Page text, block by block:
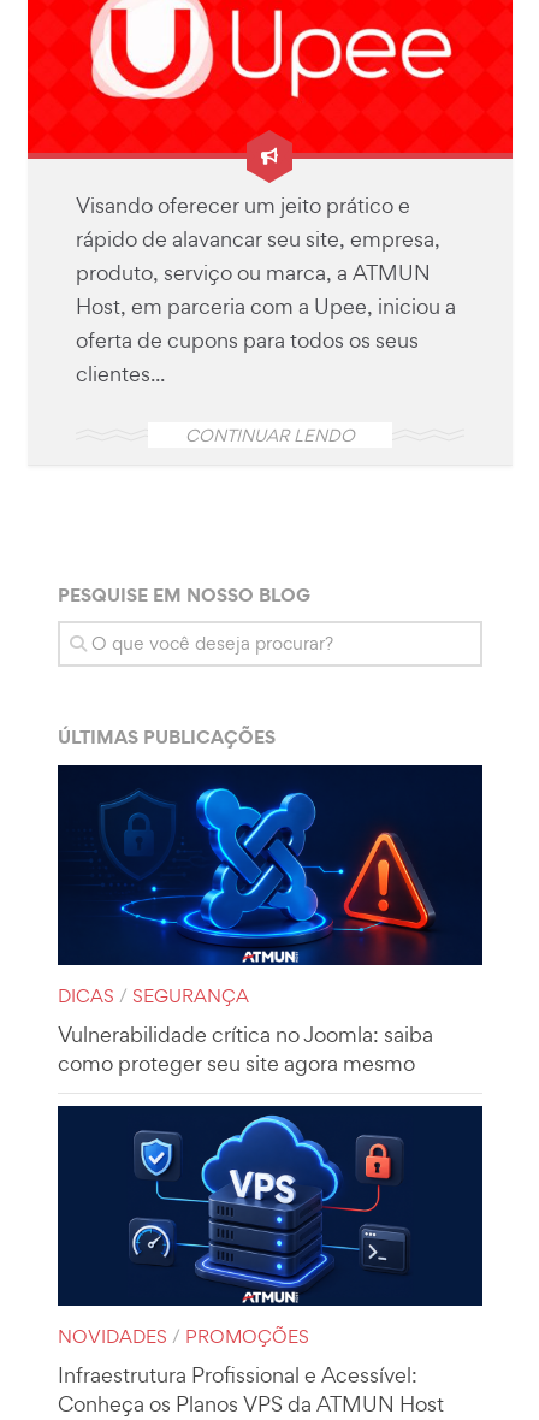
Visando oferecer um jeito prático e
rápido de alavancar seu site, empresa,
produto, serviço ou marca, a ATMUN
Host, em parceria com a Upee, iniciou a
oferta de cupons para todos os seus
clientes...
CONTINUAR LENDO
PESQUISE EM NOSSO BLOG
ÚLTIMAS PUBLICAÇÕES
DICAS / SEGURANÇA
Vulnerabilidade crítica no Joomla: saiba
como proteger seu site agora mesmo
NOVIDADES / PROMOÇÕES
Infraestrutura Profissional e Acessível:
Conheça os Planos VPS da ATMUN Host